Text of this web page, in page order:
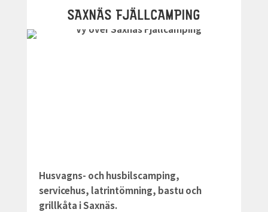
SAXNÄS FJÄLLCAMPING
Husvagns- och husbilscamping,
servicehus, latrintömning, bastu och
grillkåta i Saxnäs.